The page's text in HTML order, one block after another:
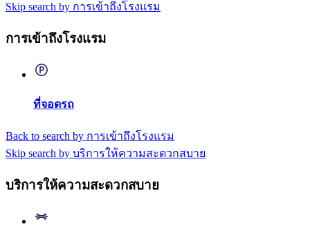
Skip search by การเข้าถึงโรงแรม
การเข้าถึงโรงแรม
ที่จอดรถ
Back to search by การเข้าถึงโรงแรม
Skip search by บริการให้ความสะดวกสบาย
บริการให้ความสะดวกสบาย